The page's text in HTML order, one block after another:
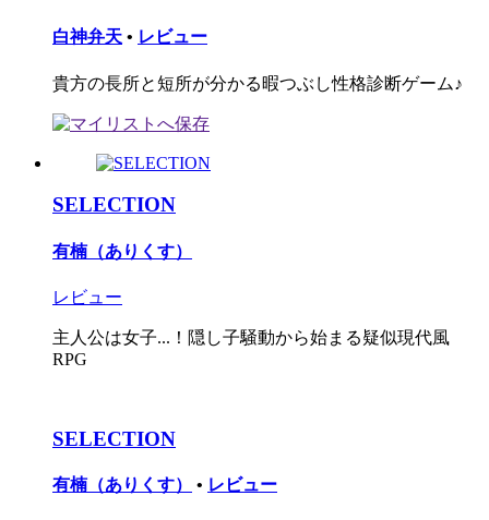
白神弁天 • レビュー
貴方の長所と短所が分かる暇つぶし性格診断ゲーム♪
SELECTION
有楠（ありくす）
レビュー
主人公は女子...！隠し子騒動から始まる疑似現代風
RPG
SELECTION
有楠（ありくす） • レビュー